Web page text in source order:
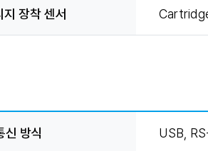
지 장착 센서
신 방식 USB,